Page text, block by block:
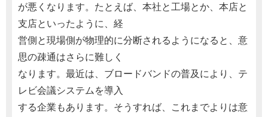
が悪くなります。たとえば、本社と工場とか、本店と
支店といったように、経
営側と現場側が物理的に分断されるようになると、意
思の疎通はさらに難しく
なります。最近は、ブロードバンドの普及により、テ
レビ会議システムを導入
する企業もあります。そうすれば、これまでよりは意